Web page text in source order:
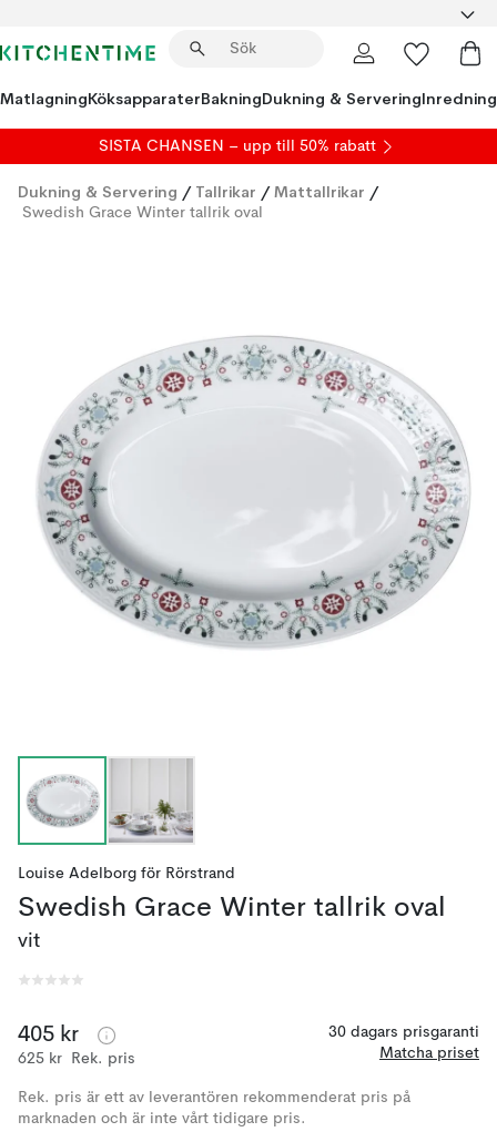
MatlagningKöksapparaterBakningDukning & ServeringInredning
SISTA CHANSEN – upp till 50% rabatt
Dukning & Servering / Tallrikar / Mattallrikar /
Swedish Grace Winter tallrik oval
Louise Adelborg för Rörstrand
Swedish Grace Winter tallrik oval
vit
405 kr
625 kr Rek. pris
30 dagars prisgaranti
Matcha priset
Rek. pris är ett av leverantören rekommenderat pris på
marknaden och är inte vårt tidigare pris.